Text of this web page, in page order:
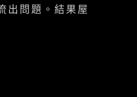
出問題。結果屋